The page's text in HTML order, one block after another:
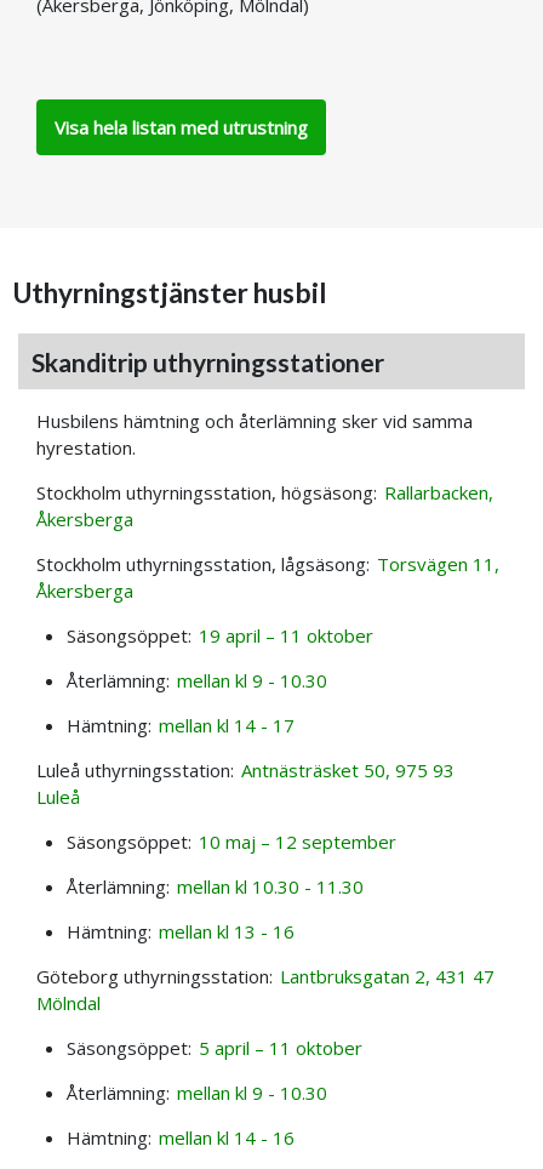
(Åkersberga, Jönköping, Mölndal)
Visa hela listan med utrustning
Uthyrningstjänster husbil
Skanditrip uthyrningsstationer
Husbilens hämtning och återlämning sker vid samma
hyrestation.
Stockholm uthyrningsstation, högsäsong: Rallarbacken,
Åkersberga
Stockholm uthyrningsstation, lågsäsong: Torsvägen 11,
Åkersberga
Säsongsöppet: 19 april – 11 oktober
Återlämning: mellan kl 9 - 10.30
Hämtning: mellan kl 14 - 17
Luleå uthyrningsstation: Antnästräsket 50, 975 93
Luleå
Säsongsöppet: 10 maj – 12 september
Återlämning: mellan kl 10.30 - 11.30
Hämtning: mellan kl 13 - 16
Göteborg uthyrningsstation: Lantbruksgatan 2, 431 47
Mölndal
Säsongsöppet: 5 april – 11 oktober
Återlämning: mellan kl 9 - 10.30
Hämtning: mellan kl 14 - 16